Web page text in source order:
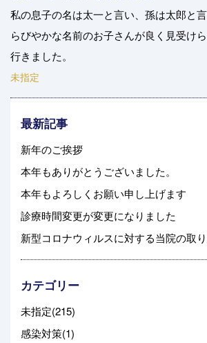
私の息子の名は太一と言い、孫は太郎と
らびやかな名前のお子さんが良く見受け
行きました。
未指定
最新記事
新年のご挨拶
本年もありがとうございました。
本年もよろしくお願い申し上げます
診療時間変更が変更になりました
新型コロナウィルスに対する当院の取
カテゴリー
未指定(215)
感染対策(1)